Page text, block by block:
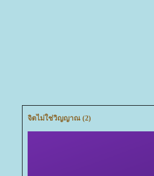
จิตไม่ใช่วิญญาณ (2)